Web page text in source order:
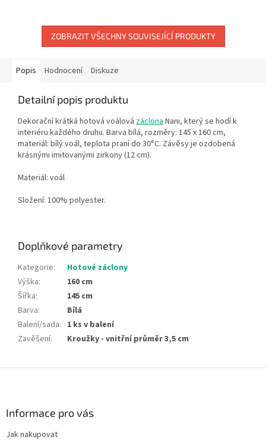
ZOBRAZIT VŠECHNY SOUVISEJÍCÍ PRODUKTY
Popis Hodnocení Diskuze
Detailní popis produktu
Dekorační krátká hotová voálová záclonaNani, který se hodí k
interiéru každého druhu. Barva bílá, rozměry: 145 x 160 cm,
materiál: bílý voál, teplota praní do 30°C. Závěsy je ozdobená
krásnými imitovanými zirkony (12 cm).
Materiál: voál
Složení: 100% polyester.
Doplňkové parametry
Kategorie:
Hotové záclony
Výška:
160 cm
Šířka:
145 cm
Barva:
Bílá
Balení/sada: 1 ks v balení
Zavěšení: Kroužky - vnitřní průměr 3,5 cm
Informace pro vás
Jak nakupovat